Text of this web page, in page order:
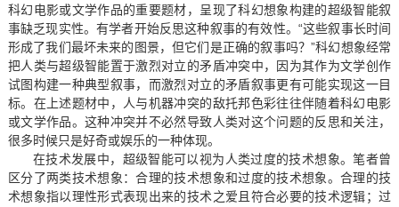
科幻电影或文学作品的重要题材，呈现了科幻想象构建的超级智能叙
事缺乏现实性。有学者开始反思这种叙事的有效性。“这些叙事长时间
形成了我们最坏未来的图景，但它们是正确的叙事吗？”科幻想象经常
把人类与超级智能置于激烈对立的矛盾冲突中，因为其作为文学创作
试图构建一种典型叙事，而激烈对立的矛盾叙事更有可能实现这一目
标。在上述题材中，人与机器冲突的敌托邦色彩往往伴随着科幻电影
或文学作品。这种冲突并不必然导致人类对这个问题的反思和关注，
很多时候只是好奇或娱乐的一种体现。
在技术发展中，超级智能可以视为人类过度的技术想象。笔者曾
区分了两类技术想象：合理的技术想象和过度的技术想象。合理的技
术想象指以理性形式表现出来的技术之爱且符合必要的技术逻辑；过